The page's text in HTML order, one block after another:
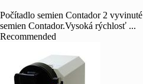
Počítadlo semien Contador 2
semien Contador.Vysoká rýchlosť ...
Recommended